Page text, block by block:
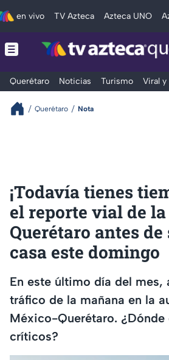
en vivo TV Azteca Azteca UNO
Querétaro Noticias Turismo Viral y
Querétaro Nota
¡Todavía tienes
el reporte vial de
Querétaro antes
casa este domingo
En este último día del mes,
tráfico de la mañana en la
México-Querétaro. ¿Dónde
críticos?